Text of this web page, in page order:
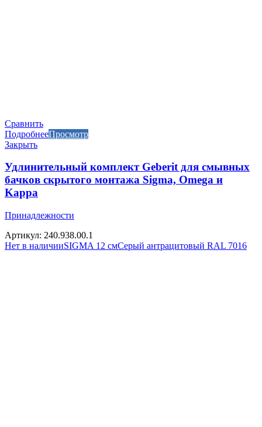
Сравнить
ПодробнееПросмотр
Закрыть
Удлинительный комплект Geberit для смывных
бачков скрытого монтажа Sigma, Omega и
Kappa
Принадлежности
Артикул: 240.938.00.1
Нет в наличииSIGMA 12 смСерый антрацитовый RAL 7016